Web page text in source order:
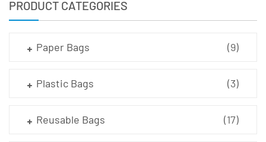
PRODUCT CATEGORIES
Paper Bags (9)
Plastic Bags (3)
Reusable Bags (17)